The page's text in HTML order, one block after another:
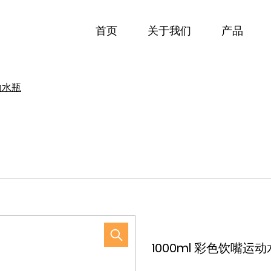
首页 关于我们 产品
瓶
1000ml 彩色饮嘴运动